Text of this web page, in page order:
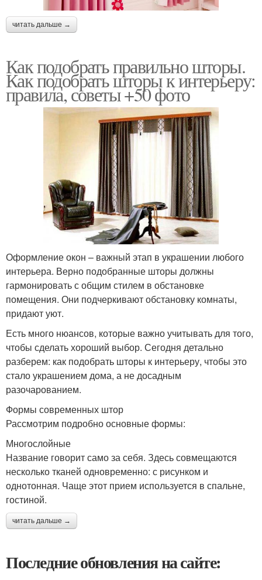
читать дальше →
Как подобрать правильно шторы.
Как подобрать шторы к интерьеру:
правила, советы +50 фото
Оформление окон – важный этап в украшении любого
интерьера. Верно подобранные шторы должны
гармонировать с общим стилем в обстановке
помещения. Они подчеркивают обстановку комнаты,
придают уют.
Есть много нюансов, которые важно учитывать для того,
чтобы сделать хороший выбор. Сегодня детально
разберем: как подобрать шторы к интерьеру, чтобы это
стало украшением дома, а не досадным
разочарованием.
Формы современных штор
Рассмотрим подробно основные формы:
Многослойные
Название говорит само за себя. Здесь совмещаются
несколько тканей одновременно: с рисунком и
однотонная. Чаще этот прием используется в спальне,
гостиной.
читать дальше →
Последние обновления на сайте: